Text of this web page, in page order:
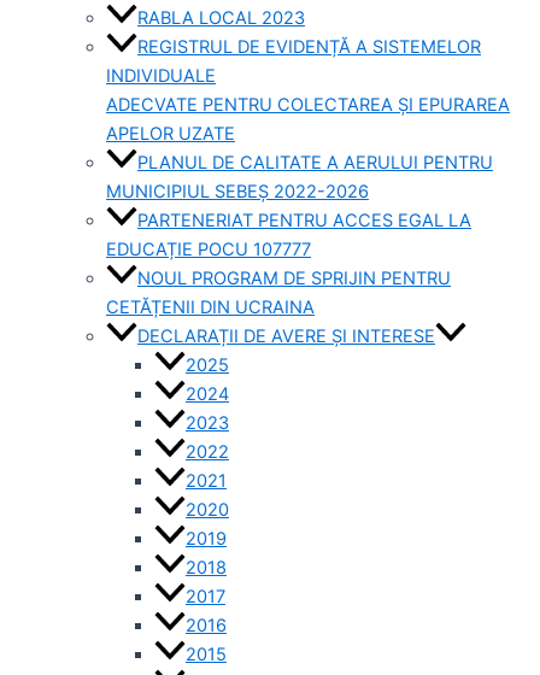
RABLA LOCAL 2023
REGISTRUL DE EVIDENȚĂ A SISTEMELOR
INDIVIDUALE
ADECVATE PENTRU COLECTAREA ȘI EPURAREA
APELOR UZATE
PLANUL DE CALITATE A AERULUI PENTRU
MUNICIPIUL SEBEȘ 2022-2026
PARTENERIAT PENTRU ACCES EGAL LA
EDUCAȚIE POCU 107777
NOUL PROGRAM DE SPRIJIN PENTRU
CETĂȚENII DIN UCRAINA
DECLARAȚII DE AVERE ȘI INTERESE
2025
2024
2023
2022
2021
2020
2019
2018
2017
2016
2015